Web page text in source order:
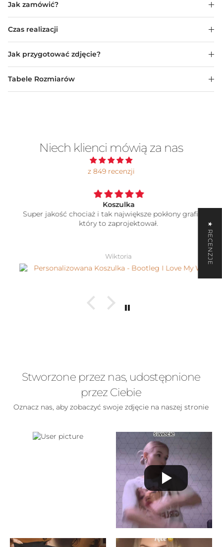
Jak zamówić?
Czas realizacji
Jak przygotować zdjęcie?
Tabele Rozmiarów
Niech klienci mówią za nas
z 849 recenzji
Koszulka
Super jakość chociaż i tak największe pokłony grafikowi
który to zaprojektował.
Wiktoria
Stworzone przez nas, udostępnione
przez Ciebie
Oznacz nas, aby zobaczyć swoje zdjęcie na naszej stronie
★ RECENZJE